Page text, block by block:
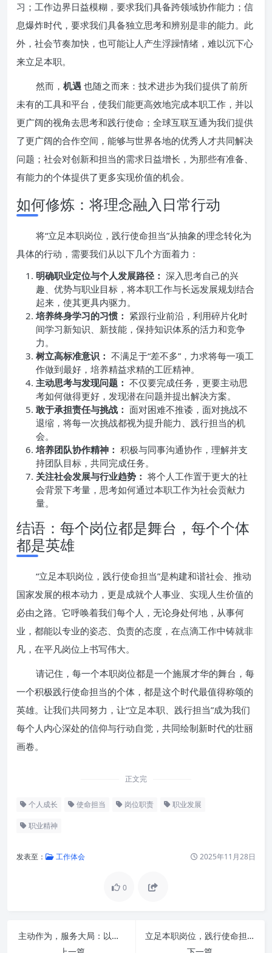
习；工作边界日益模糊，要求我们具备跨领域协作能力；信
息爆炸时代，要求我们具备独立思考和辨别是非的能力。此
外，社会节奏加快，也可能让人产生浮躁情绪，难以沉下心
来立足本职。
然而， 机遇 也随之而来：技术进步为我们提供了前所
未有的工具和平台，使我们能更高效地完成本职工作，并以
更广阔的视角去思考和践行使命；全球互联互通为我们提供
了更广阔的合作空间，能够与世界各地的优秀人才共同解决
问题；社会对创新和担当的需求日益增长，为那些有准备、
有能力的个体提供了更多实现价值的机会。
如何修炼：将理念融入日常行动
将“立足本职岗位，践行使命担当”从抽象的理念转化为
具体的行动，需要我们从以下几个方面着力：
明确职业定位与个人发展路径： 深入思考自己的兴
趣、优势与职业目标，将本职工作与长远发展规划结合
起来，使其更具内驱力。
培养终身学习的习惯： 紧跟行业前沿，利用碎片化时
间学习新知识、新技能，保持知识体系的活力和竞争
力。
树立高标准意识： 不满足于“差不多”，力求将每一项工
作做到最好，培养精益求精的工匠精神。
主动思考与发现问题： 不仅要完成任务，更要主动思
考如何做得更好，发现潜在问题并提出解决方案。
敢于承担责任与挑战： 面对困难不推诿，面对挑战不
退缩，将每一次挑战都视为提升能力、践行担当的机
会。
培养团队协作精神： 积极与同事沟通协作，理解并支
持团队目标，共同完成任务。
关注社会发展与行业趋势： 将个人工作置于更大的社
会背景下考量，思考如何通过本职工作为社会贡献力
量。
结语：每个岗位都是舞台，每个个体
都是英雄
“立足本职岗位，践行使命担当”是构建和谐社会、推动
国家发展的根本动力，更是成就个人事业、实现人生价值的
必由之路。它呼唤着我们每个人，无论身处何地，从事何
业，都能以专业的姿态、负责的态度，在点滴工作中铸就非
凡，在平凡岗位上书写伟大。
请记住，每一个本职岗位都是一个施展才华的舞台，每
一个积极践行使命担当的个体，都是这个时代最值得称颂的
英雄。让我们共同努力，让“立足本职、践行担当”成为我们
每个人内心深处的信仰与行动自觉，共同绘制新时代的壮丽
画卷。
正文完
个人成长 使命担当 岗位职责 职业发展
职业精神
发表至： 工作体会 2025年11月28日
0
主动作为，服务大局：以信息化赋能办公厅工作现代化
立足本职岗位，践行使命担当：新时代职场人的价值升华
职岗位”的内涵